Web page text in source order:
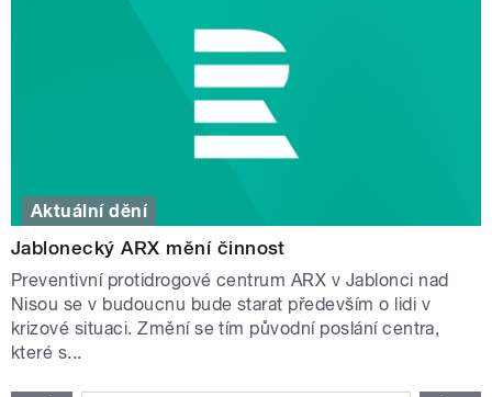
Aktuální dění
Jablonecký ARX mění činnost
Preventivní protidrogové centrum ARX v Jablonci nad
Nisou se v budoucnu bude starat především o lidi v
krizové situaci. Změní se tím původní poslání centra,
které s...